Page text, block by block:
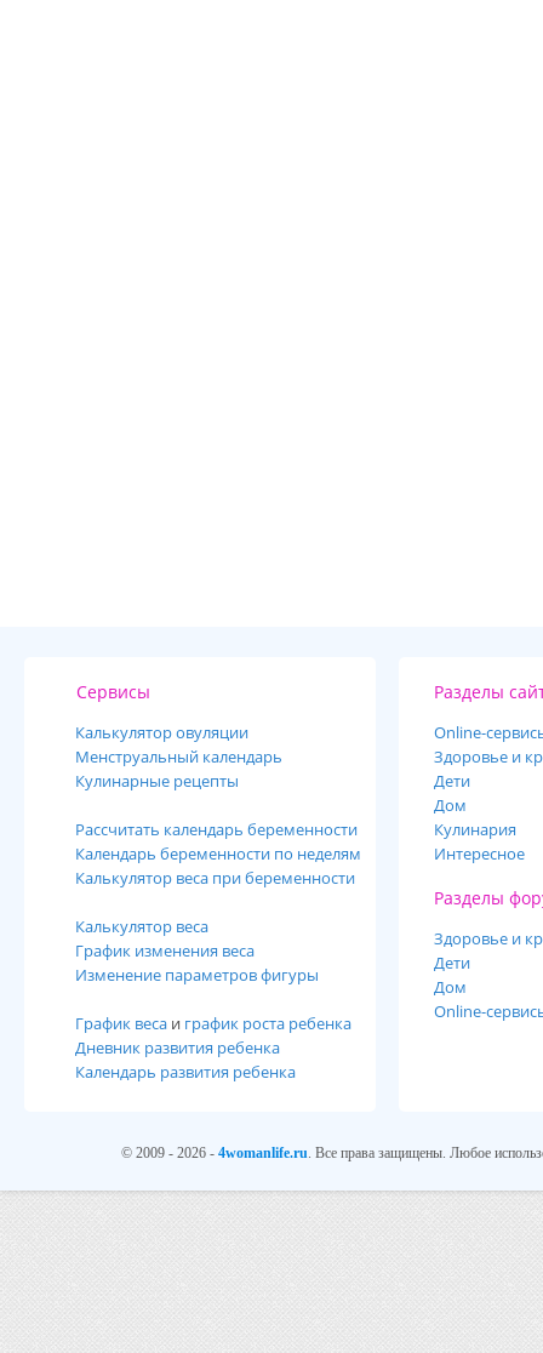
Сервисы
Калькулятор овуляции
Менструальный календарь
Кулинарные рецепты
Рассчитать календарь беременности
Календарь беременности по неделям
Калькулятор веса при беременности
Калькулятор веса
График изменения веса
Изменение параметров фигуры
График веса и график роста ребенка
Дневник развития ребенка
Календарь развития ребенка
Разделы
Online-
Здоровье и
Дети
Дом
Кулинария
Интересное
Разделы
Здоровье и
Дети
Дом
Online-
© 2009 - 2026 -4womanlife.ru. Все права защищены. Любое